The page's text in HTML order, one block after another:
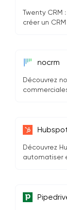
Twenty CRM
créer un
nocrm
Découvrez
Découvrez
automatiser